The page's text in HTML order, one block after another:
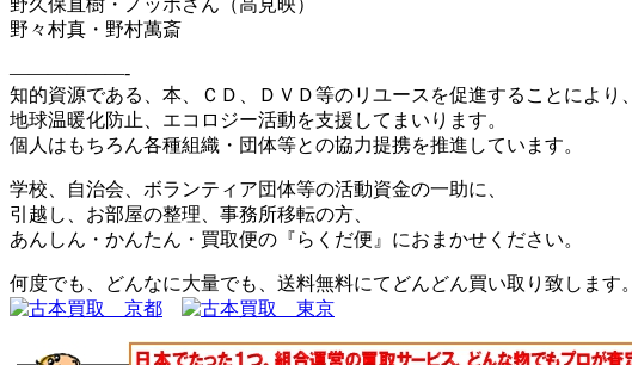
野久保直樹・ノッポさん（高見映）
野々村真・野村萬斎
——————-
知的資源である、本、ＣＤ、ＤＶＤ等のリユースを促進することにより、
地球温暖化防止、エコロジー活動を支援してまいります。
個人はもちろん各種組織・団体等との協力提携を推進しています。
学校、自治会、ボランティア団体等の活動資金の一助に、
引越し、お部屋の整理、事務所移転の方、
あんしん・かんたん・買取便の『らくだ便』におまかせください。
何度でも、どんなに大量でも、送料無料にてどんどん買い取り致します。